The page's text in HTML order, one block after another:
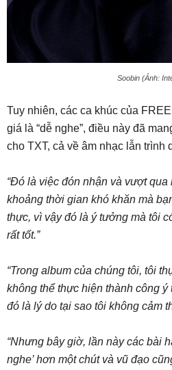
Soobin (Ảnh:
Tuy nhiên, các ca khúc của
giá là “dễ nghe”, điều này đã
cho TXT, cả về âm nhạc lẫn trình
“Đó là việc đón nhận và vượt
khoảng thời gian khó khăn mà
thực, vì vậy đó là ý tưởng mà tôi
rất tốt.”
“Trong album của chúng tôi, tôi
không thể thực hiện thành công
đó là lý do tại sao tôi không cảm
“Nhưng bây giờ, lần này các bài
nghe’ hơn một chút và vũ đạo